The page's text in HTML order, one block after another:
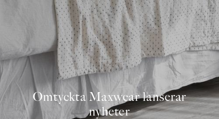
Omtyckta Maxwear lanserar
nyheter